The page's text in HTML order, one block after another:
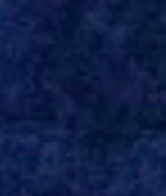
como volante, mas
Inter encaminha